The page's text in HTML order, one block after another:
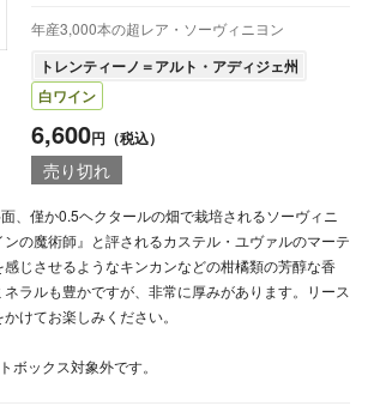
年産3,000本の超レア・ソーヴィニヨン
トレンティーノ＝アルト・アディジェ州
白ワイン
6,600円（税込）
売り切れ
、僅か0.5ヘクタールの畑で栽培されるソーヴィニ
の魔術師』と評されるカステル・ユヴァルのマーテ
感じさせるようなキンカンなどの柑橘類の芳醇な香
ラルも豊かですが、非常に厚みがあります。リース
けてお楽しみください。
ボックス対象外です。